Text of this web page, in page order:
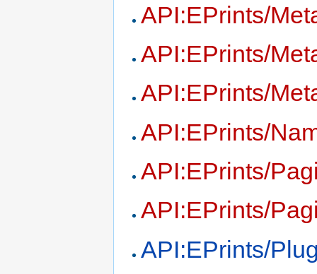
API:EPrints/
API:EPrints/
API:EPrints/
API:EPrints/
API:EPrints/
API:EPrints/
API:EPrints/